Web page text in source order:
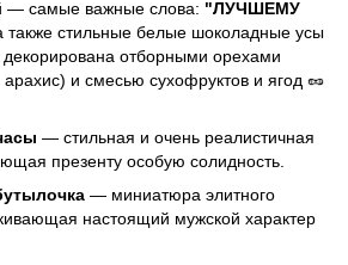
— самые важные слова: "ЛУЧШЕМУ
а также стильные белые шоколадные усы
отборными орехами
и смесью сухофруктов и ягод 🥜
— стильная и очень реалистичная
презенту особую солидность.
— миниатюра элитного
настоящий мужской характер